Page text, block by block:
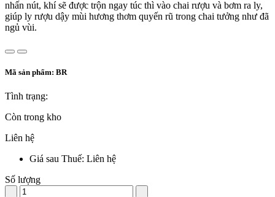
nhấn nút, khí sẽ được trộn ngay túc thì vào chai rượu và bơm ra ly,
giúp ly rượu dậy mùi hương thơm quyến rũ trong chai tưởng như đã
ngủ vùi.
Mã sản phẩm: BR
Tình trạng:
Còn trong kho
Liên hệ
Giá sau Thuế: Liên hệ
Số lượng